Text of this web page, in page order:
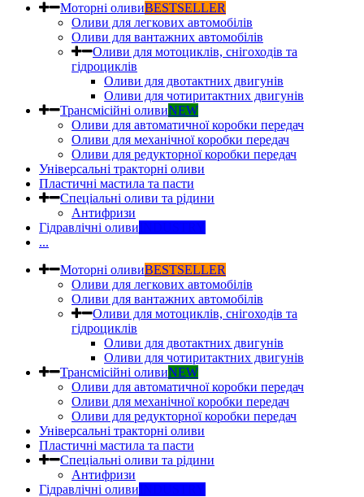
Моторні оливиBESTSELLER
Оливи для легкових автомобілів
Оливи для вантажних автомобілів
Оливи для мотоциклів, снігоходів та
гідроциклів
Оливи для двотактних двигунів
Оливи для чотиритактних двигунів
Трансмісійні оливиNEW
Оливи для автоматичної коробки передач
Оливи для механічної коробки передач
Оливи для редукторної коробки передач
Універсальні тракторні оливи
Пластичні мастила та пасти
Спеціальні оливи та рідини
Антифризи
Гідравлічні оливи
...
Моторні оливиBESTSELLER
Оливи для легкових автомобілів
Оливи для вантажних автомобілів
Оливи для мотоциклів, снігоходів та
гідроциклів
Оливи для двотактних двигунів
Оливи для чотиритактних двигунів
Трансмісійні оливиNEW
Оливи для автоматичної коробки передач
Оливи для механічної коробки передач
Оливи для редукторної коробки передач
Універсальні тракторні оливи
Пластичні мастила та пасти
Спеціальні оливи та рідини
Антифризи
Гідравлічні оливи